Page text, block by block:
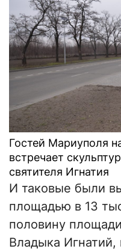
Гостей Мариуполя
встречает
святителя Игнатия
И таковые были
площадью в 13
половину
Владыка Игнатий,